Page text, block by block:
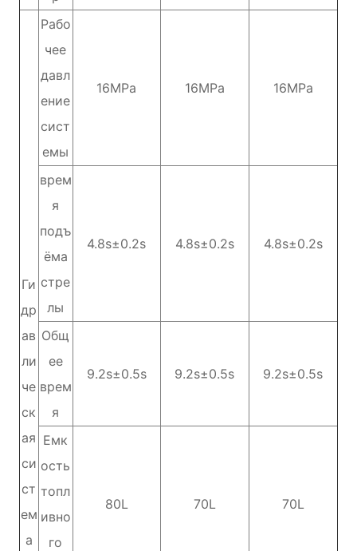
Ги
др
ав
ли
че
ск
ая
си
ст
ем
а
Рабо
чее
давл
ение
сист
емы
16MPa 16MPa 16MPa
врем
я
подъ
ёма
стре
лы
4.8s±0.2s 4.8s±0.2s 4.8s±0.2s
Общ
ее
врем
я
9.2s±0.5s 9.2s±0.5s 9.2s±0.5s
Емк
ость
топл
ивно
го
80L 70L 70L